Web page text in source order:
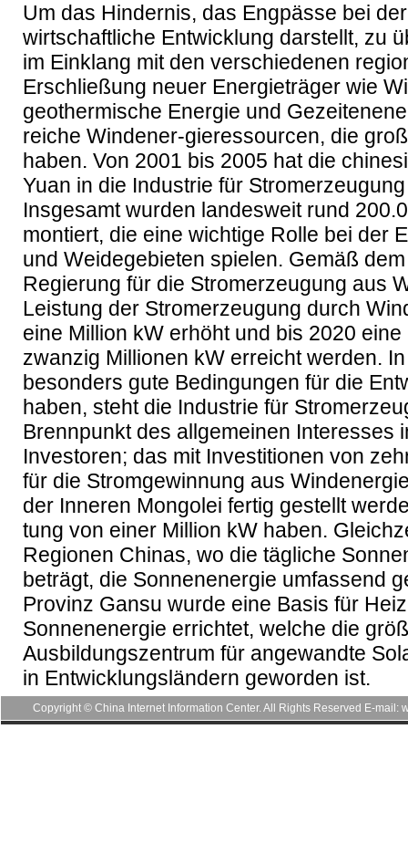
Um das Hindernis, das Engpässe bei
wirtschaftliche Entwicklung darstellt, zu
im Einklang mit den verschiedenen
Erschließung neuer Energieträger wie
geothermische Energie und
reiche Windener-gieressourcen, die
haben. Von 2001 bis 2005 hat die
Yuan in die Industrie für
Insgesamt wurden landesweit rund
montiert, die eine wichtige Rolle bei der
und Weidegebieten spielen. Gemäß
Regierung für die Stromerzeugung aus
Leistung der Stromerzeugung durch
eine Million kW erhöht und bis 2020
zwanzig Millionen kW erreicht werden.
besonders gute Bedingungen für die
haben, steht die Industrie für
Brennpunkt des allgemeinen Interesses
Investoren; das mit Investitionen von
für die Stromgewinnung aus
der Inneren Mongolei fertig gestellt
tung von einer Million kW haben.
Regionen Chinas, wo die tägliche
beträgt, die Sonnenenergie umfassend
Provinz Gansu wurde eine Basis für
Sonnenenergie errichtet, welche die
Ausbildungszentrum für angewandte
in Entwicklungsländern geworden ist.
Copyright © China Internet Information Center. All Rights Reserved E-